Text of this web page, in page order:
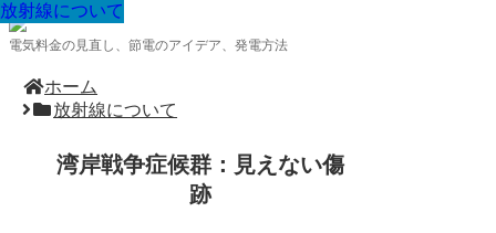
電気料金の見直し、節電のアイデア、発電方法
ホーム
放射線について
湾岸戦争症候群：見えない傷
跡
放射線について
放射線について
放射線について
放射線について
放射線について
放射線について
放射線について
放射線について
放射線について